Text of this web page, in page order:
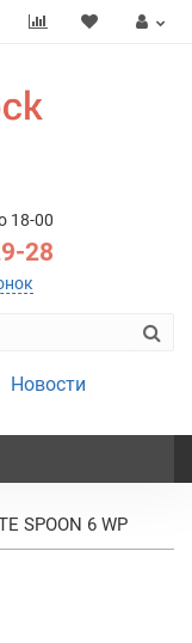
18-00
28
Новости
SPOON 6 WP